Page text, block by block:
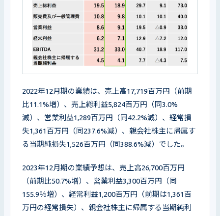
2022年12月期の業績は、売上高17,719百万円（前期
比11.1%増）、売上総利益5,824百万円（同3.0%
減）、営業利益1,289百万円（同42.2%減）、経常損
失1,361百万円（同237.6%減）、親会社株主に帰属す
る当期純損失1,526百万円（同388.6%減）でした。
2023年12月期の業績予想は、売上高26,700百万円
（前期比50.7%増）、営業利益3,300百万円（同
155.9％増）、経常利益1,200百万円（前期は1,361百
万円の経常損失）、親会社株主に帰属する当期純利